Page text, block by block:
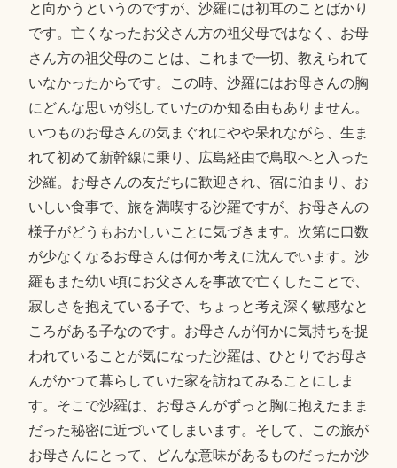
と向かうというのですが、沙羅には初耳のことばかり
です。亡くなったお父さん方の祖父母ではなく、お母
さん方の祖父母のことは、これまで一切、教えられて
いなかったからです。この時、沙羅にはお母さんの胸
にどんな思いが兆していたのか知る由もありません。
いつものお母さんの気まぐれにやや呆れながら、生ま
れて初めて新幹線に乗り、広島経由で鳥取へと入った
沙羅。お母さんの友だちに歓迎され、宿に泊まり、お
いしい食事で、旅を満喫する沙羅ですが、お母さんの
様子がどうもおかしいことに気づきます。次第に口数
が少なくなるお母さんは何か考えに沈んでいます。沙
羅もまた幼い頃にお父さんを事故で亡くしたことで、
寂しさを抱えている子で、ちょっと考え深く敏感なと
ころがある子なのです。お母さんが何かに気持ちを捉
われていることが気になった沙羅は、ひとりでお母さ
んがかつて暮らしていた家を訪ねてみることにしま
す。そこで沙羅は、お母さんがずっと胸に抱えたまま
だった秘密に近づいてしまいます。そして、この旅が
お母さんにとって、どんな意味があるものだったか沙